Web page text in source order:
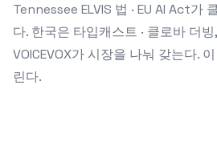
Tennessee ELVIS 법 · EU AI Act가
다. 한국은 타입캐스트 · 클로바 더
VOICEVOX가 시장을 나눠 갖는다.
린다.